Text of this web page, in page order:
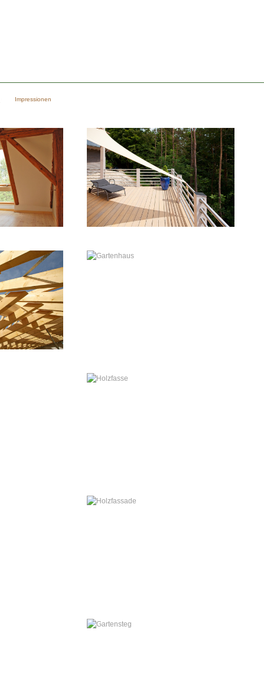
Impressionen